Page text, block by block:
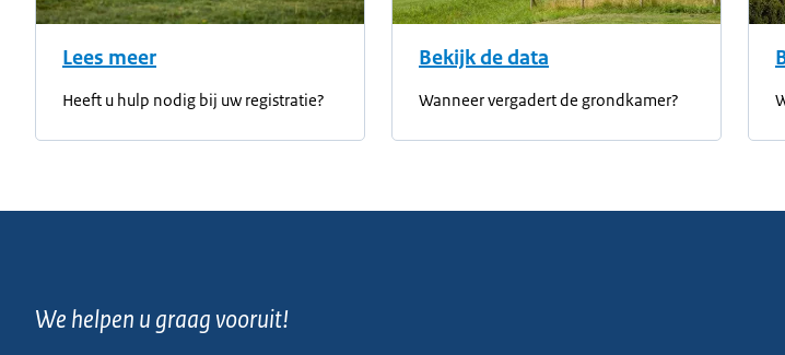
Lees meer
Heeft u hulp nodig bij uw registratie?
Bekijk de data
Wanneer vergadert de grondkamer?
We helpen u graag vooruit!